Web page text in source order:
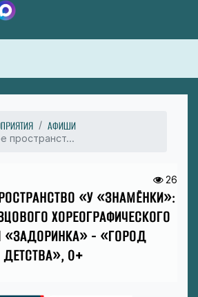
АФИШИ
пространст...
26
«У «ЗНАМЁНКИ»:
ХОРЕОГРАФИЧЕСКОГО
«ЗАДОРИНКА» - «ГОРОД
ДЕТСТВА», 0+